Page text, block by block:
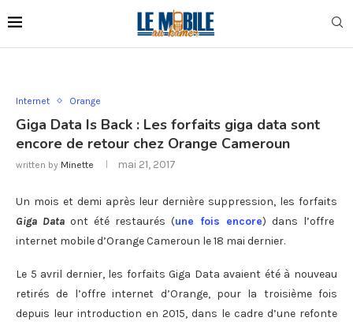
Internet Orange
Giga Data Is Back : Les forfaits giga data sont
encore de retour chez Orange Cameroun
written by Minette mai 21, 2017
Un mois et demi après leur dernière suppression, les forfaits
Giga Data ont été restaurés (une fois encore) dans l’offre
internet mobile d’Orange Cameroun le 18 mai dernier.
Le 5 avril dernier, les forfaits Giga Data avaient été à nouveau
retirés de l’offre internet d’Orange, pour la troisième fois
depuis leur introduction en 2015, dans le cadre d’une refonte